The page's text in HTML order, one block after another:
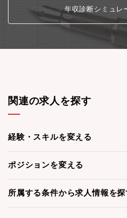
年収診断シミュレ
関連の求人を探す
経験・スキルを変える
ポジションを変える
所属する条件から求人情報を探